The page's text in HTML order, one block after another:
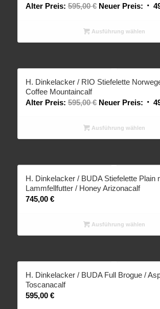
Alter Preis: 595,00€ Neuer Preis:
Ausführung wählen
H. Dinkelacker / RIO Stiefelette
Coffee Mountaincalf
Alter Preis: 595,00€ Neuer Preis:
Ausführung wählen
H. Dinkelacker / BUDA Stiefelette Plain
Lammfellfutter / Honey Arizonacalf
745,00 €
Ausführung wählen
H. Dinkelacker / BUDA Full Brogue /
Toscanacalf
595,00 €